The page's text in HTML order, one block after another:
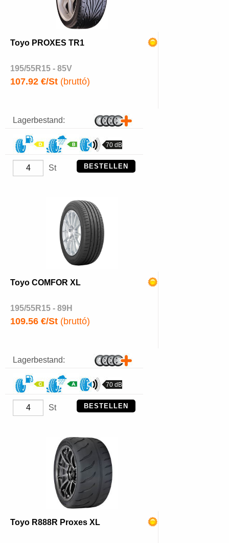
Toyo PROXES TR1
195/55R15 - 85V
107.92 €/St (bruttó)
Lagerbestand:
70 dB
St BESTELLEN
Toyo COMFOR XL
195/55R15 - 89H
109.56 €/St (bruttó)
Lagerbestand:
70 dB
St BESTELLEN
Toyo R888R Proxes XL